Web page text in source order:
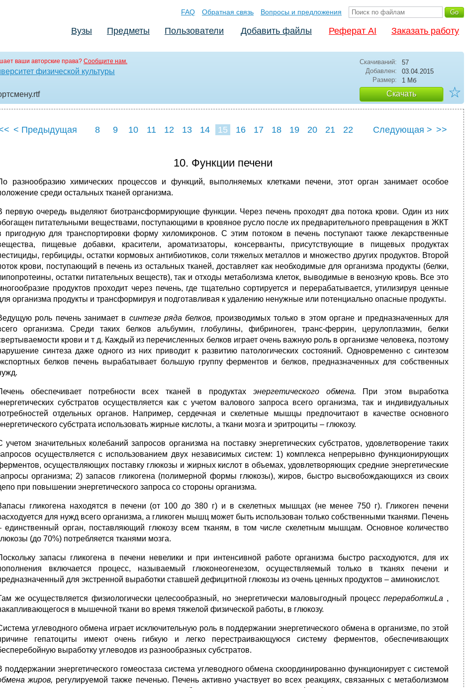
FAQ Обратная связь Вопросы и предложения
Вузы Предметы Пользователи Добавить файлы Реферат AI Заказать работу
ваши авторские права? Сообщите нам.
физической культуры
.rtf
Скачиваний:
57
Добавлен:
03.04.2015
Размер:
1 Мб
Скачать ☆
< Предыдущая 8 9 10 11 12 13 14 15 16 17 18 19 20 21
22
Следующая > >>
10. Функции печени
разнообразию химических процессов и функций, выполняемых клетками печени, этот орган занимает особое
среди остальных тканей организма.
первую очередь выделяют биотрансформирующие функции. Через печень проходят два потока крови. Один из них
питательными веществами, поступающими в кровяное русло после их предварительного превращения в ЖКТ
пригодную для транспортировки форму хиломикронов. С этим потоком в печень поступают также лекарственные
пищевые добавки, красители, ароматизаторы, консерванты, присутствующие в пищевых продуктах
гербициды, остатки кормовых антибиотиков, соли тяжелых металлов и множество других продуктов. Второй
крови, поступающий в печень из остальных тканей, доставляет как необходимые для организма продукты (белки,
остатки питательных веществ), так и отходы метаболизма клеток, выводимые в венозную кровь. Все это
продуктов проходит через печень, где тщательно сортируется и перерабатывается, утилизируя ценные
организма продукты и трансформируя и подготавливая к удалению ненужные или потенциально опасные продукты.
роль печень занимает в синтезе ряда белков, производимых только в этом органе и предназначенных для
организма. Среди таких белков альбумин, глобулины, фибриноген, транс-феррин, церулоплазмин, белки
крови и т д. Каждый из перечисленных белков играет очень важную роль в организме человека, поэтому
синтеза даже одного из них приводит к развитию патологических состояний. Одновременно с синтезом
белков печень вырабатывает большую группу ферментов и белков, предназначенных для собственных
обеспечивает потребности всех тканей в продуктах энергетического обмена. При этом выработка
субстратов осуществляется как с учетом валового запроса всего организма, так и индивидуальных
отдельных органов. Например, сердечная и скелетные мышцы предпочитают в качестве основного
субстрата использовать жирные кислоты, а ткани мозга и эритроциты – глюкозу.
учетом значительных колебаний запросов организма на поставку энергетических субстратов, удовлетворение таких
осуществляется с использованием двух независимых систем: 1) комплекса непрерывно функционирующих
осуществляющих поставку глюкозы и жирных кислот в объемах, удовлетворяющих средние энергетические
организма; 2) запасов гликогена (полимерной формы глюкозы), жиров, быстро высвобождающихся из своих
при повышении энергетического запроса со стороны организма.
гликогена находятся в печени (от 100 до 380 г) и в скелетных мышцах (не менее 750 г). Гликоген печени
для нужд всего организма, а гликоген мышц может быть использован только собственными тканями. Печень
единственный орган, поставляющий глюкозу всем тканям, в том числе скелетным мышцам. Основное количество
(до 70%) потребляется тканями мозга.
запасы гликогена в печени невелики и при интенсивной работе организма быстро расходуются, для их
включается процесс, называемый глюконеогенезом, осуществляемый только в тканях печени и
для экстренной выработки ставшей дефицитной глюкозы из очень ценных продуктов – аминокислот.
же осуществляется физиологически целесообразный, но энергетически маловыгодный процесспереработкиLa ,
в мышечной ткани во время тяжелой физической работы, в глюкозу.
углеводного обмена играет исключительную роль в поддержании энергетического обмена в организме, по этой
гепатоциты имеют очень гибкую и легко перестраивающуюся систему ферментов, обеспечивающих
выработку углеводов из разнообразных субстратов.
поддержании энергетического гомеостаза система углеводного обмена скоординированно функционирует с системой
жиров, регулируемой также печенью. Печень активно участвует во всех реакциях, связанных с метаболизмом